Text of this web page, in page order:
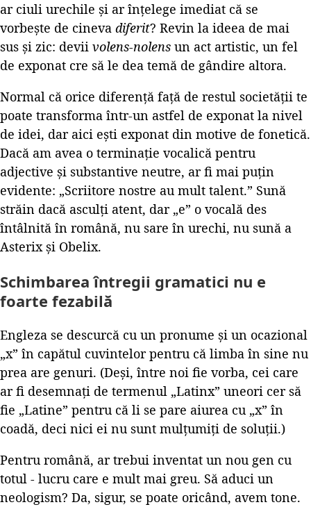
ar ciuli urechile și ar înțelege imediat că se
vorbește de cineva diferit? Revin la ideea de mai
sus și zic: devii volens-nolens un act artistic, un fel
de exponat cre să le dea temă de gândire altora.
Normal că orice diferență față de restul societății te
poate transforma într-un astfel de exponat la nivel
de idei, dar aici ești exponat din motive de fonetică.
Dacă am avea o terminație vocalică pentru
adjective și substantive neutre, ar fi mai puțin
evidente: „Scriitore nostre au mult talent.” Sună
străin dacă asculți atent, dar „e” o vocală des
întâlnită în română, nu sare în urechi, nu sună a
Asterix și Obelix.
Schimbarea întregii gramatici nu e
foarte fezabilă
Engleza se descurcă cu un pronume și un ocazional
„x” în capătul cuvintelor pentru că limba în sine nu
prea are genuri. (Deși, între noi fie vorba, cei care
ar fi desemnați de termenul „Latinx” uneori cer să
fie „Latine” pentru că li se pare aiurea cu „x” în
coadă, deci nici ei nu sunt mulțumiți de soluții.)
Pentru română, ar trebui inventat un nou gen cu
totul - lucru care e mult mai greu. Să aduci un
neologism? Da, sigur, se poate oricând, avem tone.